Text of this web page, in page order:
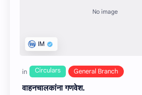
वाहनचालकांना गणवेश.